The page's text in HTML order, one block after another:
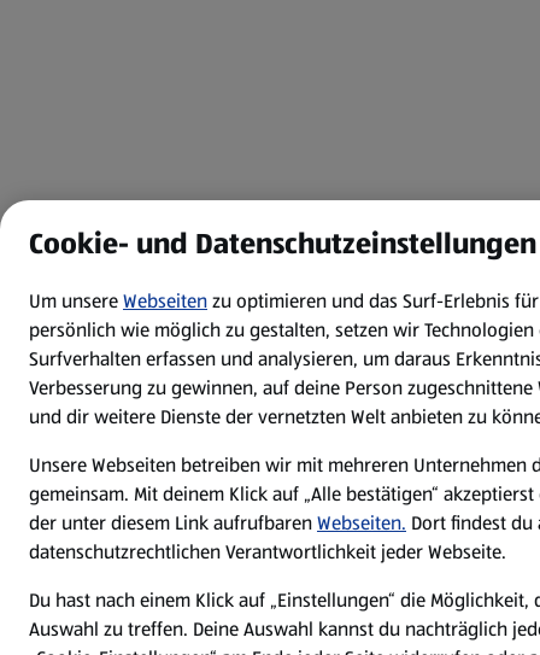
Cookie- und Datenschutzeinstellungen
Um unsereWebseitenzu optimieren und das Surf-Erlebnis
persönlich wie möglich zu gestalten, setzen wir
Surfverhalten erfassen und analysieren, um daraus
Verbesserung zu gewinnen, auf deine Person
und dir weitere Dienste der vernetzten Welt anbieten zu
Unsere Webseiten betreiben wir mit mehreren Unternehmen
gemeinsam. Mit deinem Klick auf „Alle bestätigen“
der unter diesem Link aufrufbarenWebseiten. Dort findest
datenschutzrechtlichen Verantwortlichkeit jeder Webseite.
Du hast nach einem Klick auf „Einstellungen“ die
Auswahl zu treffen. Deine Auswahl kannst du nachträglich